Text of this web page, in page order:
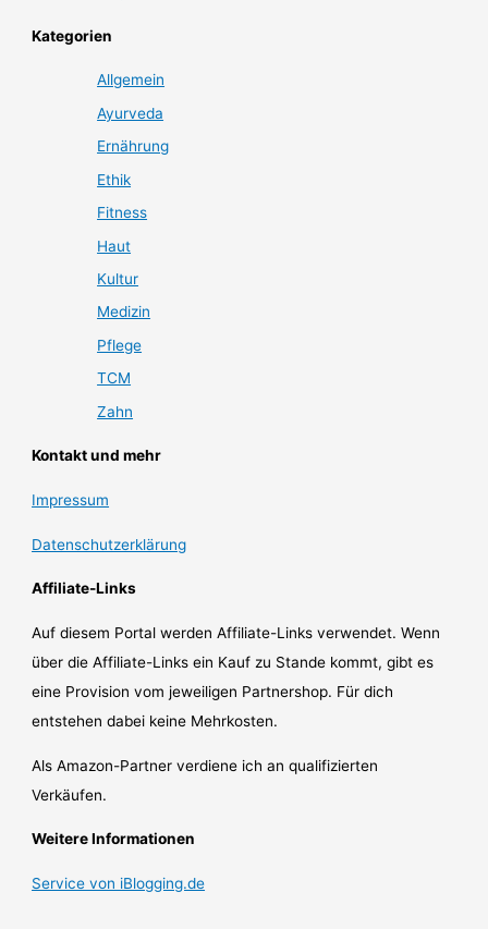
Kategorien
Allgemein
Ayurveda
Ernährung
Ethik
Fitness
Haut
Kultur
Medizin
Pflege
TCM
Zahn
Kontakt und mehr
Impressum
Datenschutzerklärung
Affiliate-Links
Auf diesem Portal werden Affiliate-Links verwendet. Wenn
über die Affiliate-Links ein Kauf zu Stande kommt, gibt es
eine Provision vom jeweiligen Partnershop. Für dich
entstehen dabei keine Mehrkosten.
Als Amazon-Partner verdiene ich an qualifizierten
Verkäufen.
Weitere Informationen
Service von iBlogging.de